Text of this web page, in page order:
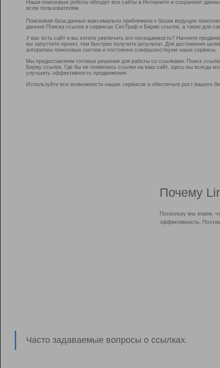
Наши поисковые роботы обходят все сайты в Интернете и сохраняют
всем пользователям.
Поисковая база данных максимально приближена к базам ведущих
данные Поиска ссылок в сервисах СеоТраф и Бирже ссылок, а также для
У вас есть сайт и вы хотите увеличить его посещаемость? Начните
вы запустите проект, тем быстрее получите результат. Для достижения
алгоритмы поисковых систем и постоянно совершенствуем наши сервисы.
Мы предоставляем готовые решения для работы со ссылками: Поиск
Биржу ссылок. Где бы не появились ссылки на ваш сайт, здесь вы всегда
улучшить эффективность продвижения.
Используйте все возможности наших сервисов и обеспечьте рост вашего
Почему
Поскольку мы знаем,
эффективность.
Часто задаваемые вопросы о ссылках.